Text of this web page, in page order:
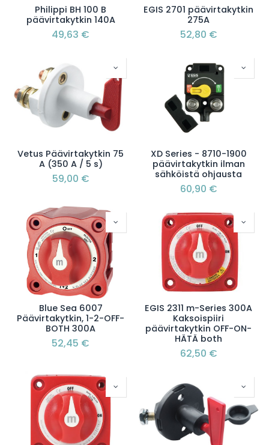
Philippi BH 100 B
päävirtakytkin 140A
49,63 €
EGIS 2701 päävirtakytkin
275A
52,80 €
Vetus Päävirtakytkin 75
A (350 A / 5 s)
59,00 €
XD Series - 8710-1900
päävirtakytkin ilman
sähköistä ohjausta
60,90 €
Blue Sea 6007
Päävirtakytkin, 1-2-OFF-
BOTH 300A
52,45 €
EGIS 2311 m-Series 300A
Kaksoispiiri
päävirtakytkin OFF-ON-
HÄTÄ both
62,50 €